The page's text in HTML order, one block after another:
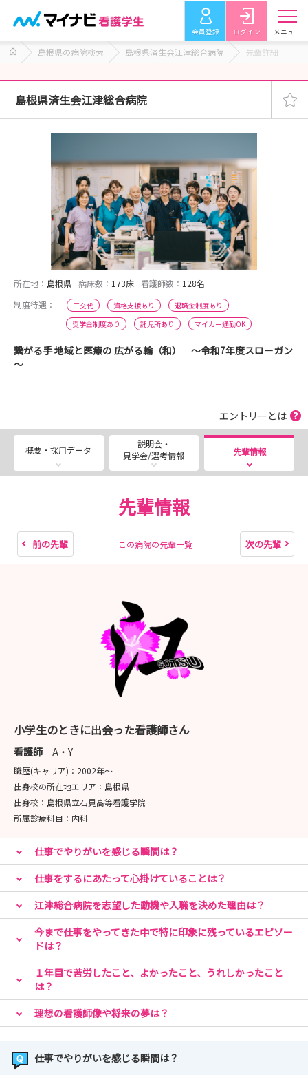
会員登録 ログイン メニュー
島根県の病院検索 島根県済生会江津総合病院 先輩詳細
島根県済生会江津総合病院
所在地： 島根県 病床数： 173床 看護師数： 128名
制度待遇：
三交代 資格支援あり
退職金制度あり
奨学金制度あり
託児所あり マイカー通勤OK
繋がる手 地域と医療の 広がる輪（和） ～令和7年度スローガン
～
エントリーとは
概要・採用データ
説明会・
見学会/選考情報
先輩情報
先輩情報
前の先輩 この病院の先輩一覧 次の先輩
小学生のときに出会った看護師さん
看護師 A・Y
職歴(キャリア)： 2002年〜
出身校の所在地エリア： 島根県
出身校： 島根県立石見高等看護学院
所属診療科目： 内科
仕事でやりがいを感じる瞬間は？
仕事をするにあたって心掛けていることは？
江津総合病院を志望した動機や入職を決めた理由は？
今まで仕事をやってきた中で特に印象に残っているエピソー
ドは？
１年目で苦労したこと、よかったこと、うれしかったこと
は？
理想の看護師像や将来の夢は？
仕事でやりがいを感じる瞬間は？